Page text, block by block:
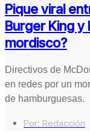
Pique viral
Burger King y
mordisco?
Directivos de
en redes por un
de hamburguesas.
Por: Redacción